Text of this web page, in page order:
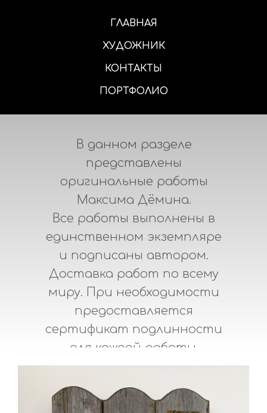
ГЛАВНАЯ
ХУДОЖНИК
КОНТАКТЫ
ПОРТФОЛИО
В данном разделе
представлены
оригинальные работы
Максима Дёмина.
Все работы выполнены в
единственном экземпляре
и подписаны автором.
Доставка работ по всему
миру. При необходимости
предоставляется
сертификат подлинности
для каждой работы.